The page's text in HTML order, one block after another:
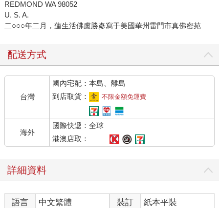
REDMOND WA 98052
U. S. A.
二○○○年二月，蓮生活佛盧勝彥寫于美國華州雷門市真佛密苑
配送方式
台灣
國內宅配：本島、離島
到店取貨：
不限金額免運費
海外
國際快遞：全球
港澳店取：
詳細資料
語言 中文繁體 裝訂
紙本平裝